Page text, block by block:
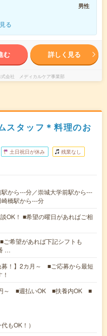
男性
る
む 詳しく見る
式会社 メディカルケア事業部
スタッフ＊料理のお
土日祝日が休み 残業なし
から---分／崇城大学前駅から---
橋駅から---分
OK！ ■希望の曜日があればご相
希望があれば下記シフトも
…
募！】2カ月～ ■ご応募から最短
円～ ■週払いOK ■扶養内OK ■
もOK！）